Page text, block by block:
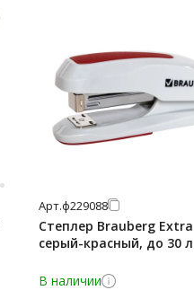
Арт.ф229088
Степлер Brauberg
серый-красный, до 30
В наличии